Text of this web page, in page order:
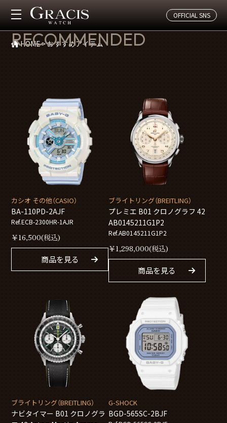
OFFICIAL SNS
おすすめアイテム
RECOMMENDED
HOME>おすすめアイテム
カシオ その他（CASIO）
BA-110PD-2AJF
Ref.ECB-2300HR-1AJR
￥16,500(税込)
商品を見る
ブライトリング（BREITLING）
プレミエ B01 クロノグラフ 42
AB0145211G1P2
Ref.AB0145211G1P2
￥1,298,000(税込)
商品を見る
ブライトリング（BREITLING）
ナビタイマー B01 クロノグラ
G-SHOCK
BGD-565SC-2BJF